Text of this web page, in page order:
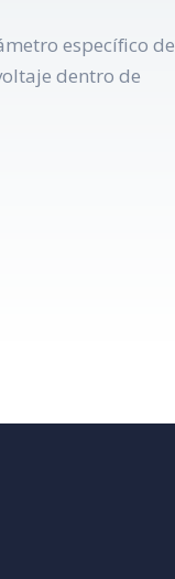
específico de
dentro de